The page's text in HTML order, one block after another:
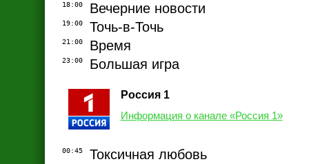
18:00 Вечерние новости
19:00 Точь-в-Точь
21:00 Время
23:00 Большая игра
Россия 1
Информация о канале «Россия 1»
00:45 Токсичная любовь